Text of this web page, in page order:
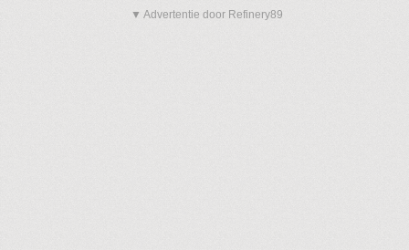
▼ Advertentie door Refinery89